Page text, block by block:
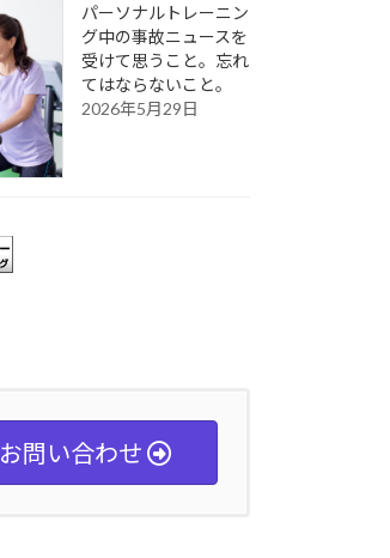
パーソナルトレーニン
グ中の事故ニュースを
受けて思うこと。忘れ
てはならないこと。
2026年5月29日
お問い合わせ